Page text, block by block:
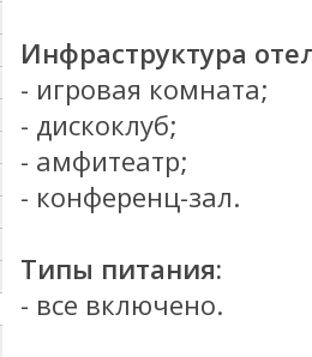
Инфраструктура
- игровая комната;
- дискоклуб;
- амфитеатр;
- конференц-зал.
Типы питания:
- все включено.